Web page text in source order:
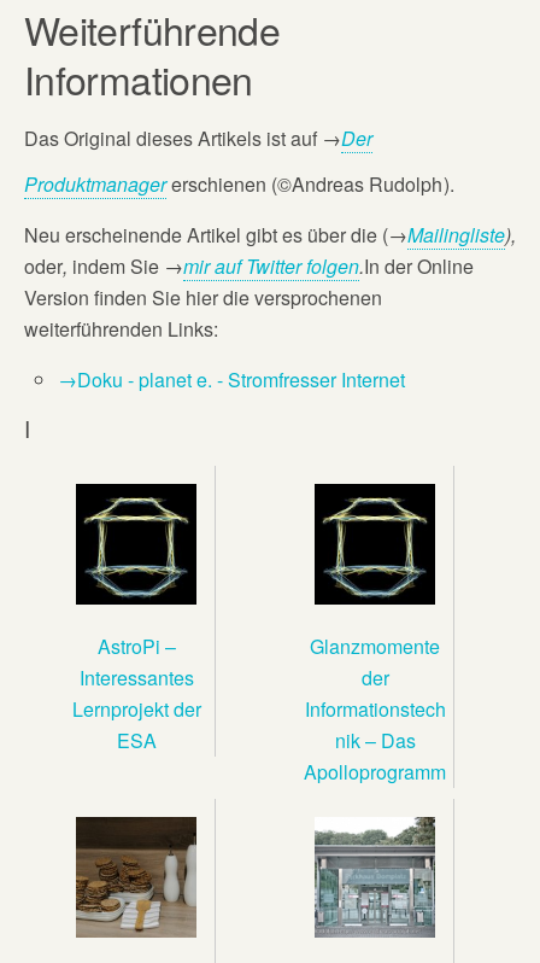
Weiterführende
Informationen
Das Original dieses Artikels ist auf →Der
Produktmanagererschienen (©Andreas Rudolph).
Neu erscheinende Artikel gibt es über die (→Mailingliste),
oder, indem Sie →mir auf Twitter folgen.In der Online
Version finden Sie hier die versprochenen
weiterführenden Links:
→Doku - planet e. - Stromfresser Internet
I
AstroPi –
Interessantes
Lernprojekt der
ESA
Glanzmomente
der
Informationstech
nik – Das
Apolloprogramm